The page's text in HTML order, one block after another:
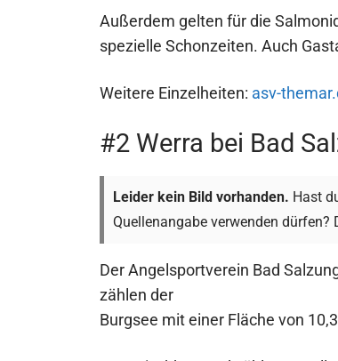
Außerdem gelten für die
spezielle Schonzeiten. Auch
Weitere Einzelheiten: asv-
#2 Werra bei Bad
Leider kein Bild vorhanden. Hast
Quellenangabe verwenden dürfen?
Der Angelsportverein Bad
zählen der
Burgsee mit einer Fläche von